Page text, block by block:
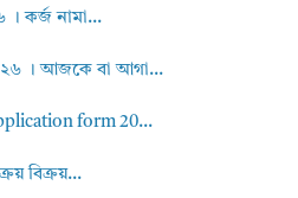
। কর্জ নামা...
। আজকে বা আগা...
form 20...
বিক্রয়...